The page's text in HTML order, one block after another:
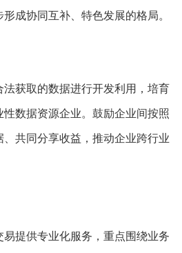
成协同互补、特色发展的格局。
获取的数据进行开发利用，培育
数据资源企业。鼓励企业间按照
共同分享收益，推动企业跨行业
提供专业化服务，重点围绕业务